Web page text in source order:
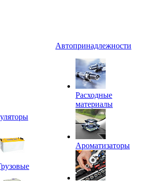
Автопринадлежности
Расходные
материалы
Ароматизаторы